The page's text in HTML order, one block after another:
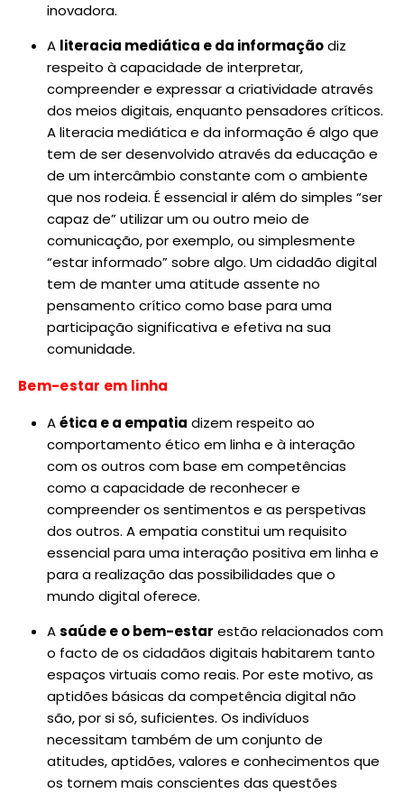
inovadora.
A literacia mediática e da informaçãodiz
respeito à capacidade de interpretar,
compreender e expressar a criatividade através
dos meios digitais, enquanto pensadores críticos.
A literacia mediática e da informação é algo que
tem de ser desenvolvido através da educação e
de um intercâmbio constante com o ambiente
que nos rodeia. É essencial ir além do simples “ser
capaz de” utilizar um ou outro meio de
comunicação, por exemplo, ou simplesmente
“estar informado” sobre algo. Um cidadão digital
tem de manter uma atitude assente no
pensamento crítico como base para uma
participação significativa e efetiva na sua
comunidade.
Bem-estar em linha
Aética e a empatia dizem respeito ao
comportamento ético em linha e à interação
com os outros com base em competências
como a capacidade de reconhecer e
compreender os sentimentos e as perspetivas
dos outros. A empatia constitui um requisito
essencial para uma interação positiva em linha e
para a realização das possibilidades que o
mundo digital oferece.
Asaúde e o bem-estar estão relacionados com
o facto de os cidadãos digitais habitarem tanto
espaços virtuais como reais. Por este motivo, as
aptidões básicas da competência digital não
são, por si só, suficientes. Os indivíduos
necessitam também de um conjunto de
atitudes, aptidões, valores e conhecimentos que
os tornem mais conscientes das questões